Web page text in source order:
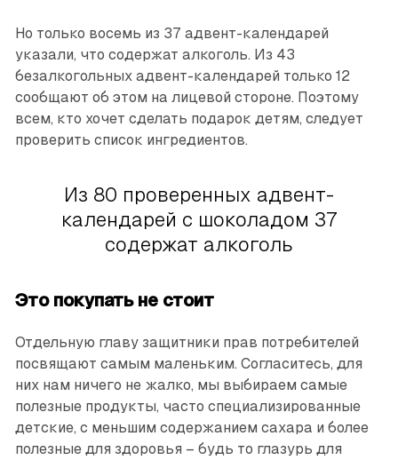
Но только восемь из 37 адвент-календарей
указали, что содержат алкоголь. Из 43
безалкогольных адвент-календарей только 12
сообщают об этом на лицевой стороне. Поэтому
всем, кто хочет сделать подарок детям, следует
проверить список ингредиентов.
Из 80 проверенных адвент-
календарей с шоколадом 37
содержат алкоголь
Это покупать не стоит
Отдельную главу защитники прав потребителей
посвящают самым маленьким. Согласитесь, для
них нам ничего не жалко, мы выбираем самые
полезные продукты, часто специализированные
детские, с меньшим содержанием сахара и более
полезные для здоровья – будь то глазурь для